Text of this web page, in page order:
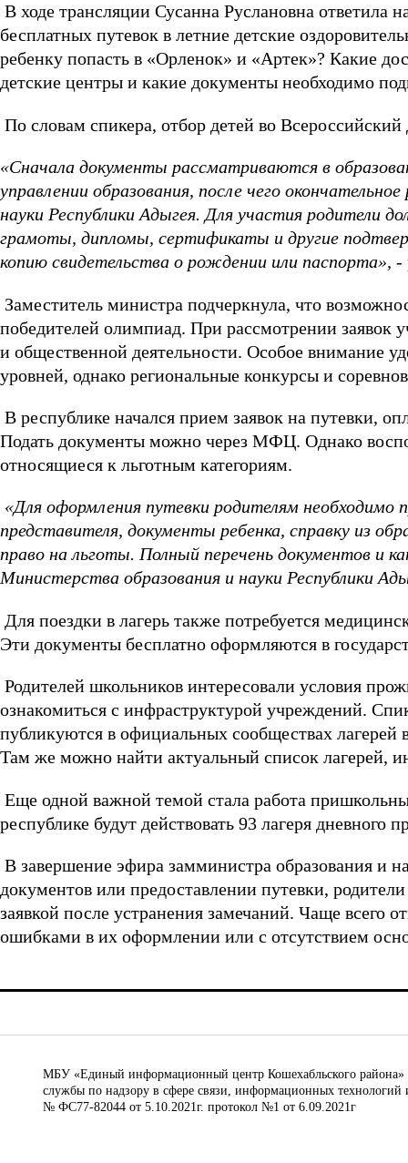
В ходе трансляции Сусанна Руслановна ответила
бесплатных путевок в летние детские
ребенку попасть в «Орленок» и «Артек»? Какие
детские центры и какие документы необходимо
По словам спикера, отбор детей во
«Сначала документы рассматриваются в
управлении образования, после чего
науки Республики Адыгея. Для участия родители
грамоты, дипломы, сертификаты и другие
копию свидетельства о рождении или паспорта», -
Заместитель министра подчеркнула, что
победителей олимпиад. При рассмотрении заявок
и общественной деятельности. Особое внимание
уровней, однако региональные конкурсы и
В республике начался прием заявок на путевки,
Подать документы можно через МФЦ. Однако
относящиеся к льготным категориям.
«Для оформления путевки родителям необходимо
представителя, документы ребенка, справку из
право на льготы. Полный перечень документов и
Министерства образования и науки Республики
Для поездки в лагерь также потребуется
Эти документы бесплатно оформляются в
Родителей школьников интересовали условия
ознакомиться с инфраструктурой учреждений.
публикуются в официальных сообществах лагерей
Там же можно найти актуальный список лагерей,
Еще одной важной темой стала работа
республике будут действовать 93 лагеря дневного
В завершение эфира замминистра образования и
документов или предоставлении путевки,
заявкой после устранения замечаний. Чаще всего
ошибками в их оформлении или с отсутствием
МБУ «Единый информационный центр Кошехабльского района»
службы по надзору в сфере связи, информационных
№ ФС77-82044 от 5.10.2021г. протокол №1 от 6.09.2021г